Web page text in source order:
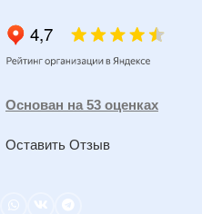
Основан на 53 оценках
Оставить Отзыв